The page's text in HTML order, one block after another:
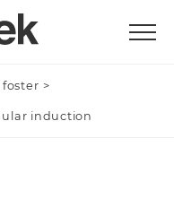
>
induction